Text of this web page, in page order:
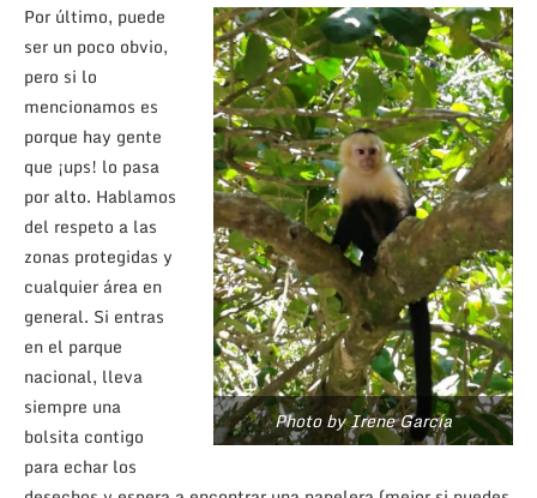
Photo by Irene García
Por último, puede
ser un poco obvio,
pero si lo
mencionamos es
porque hay gente
que ¡ups! lo pasa
por alto. Hablamos
del respeto a las
zonas protegidas y
cualquier área en
general. Si entras
en el parque
nacional, lleva
siempre una
bolsita contigo
para echar los